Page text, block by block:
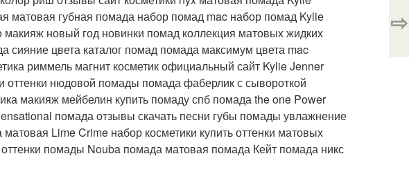
матовая губная помада набор помад mac набор помад Kylie
новый год новинки помад коллекция матовых жидких
цвета каталог помад помада максимум цвета mac
риммель магнит косметик официальный сайт Kylie Jenner
оттенки нюдовой помады помада фаберлик с сывороткой
макияж мейбелин купить помаду спб помада the one Power
помада отзывы скачать песни губы помады увлажнение
Lime Crime набор косметики купить оттенки матовых
помады Nouba помада матовая помада Кейт помада никс
⇨